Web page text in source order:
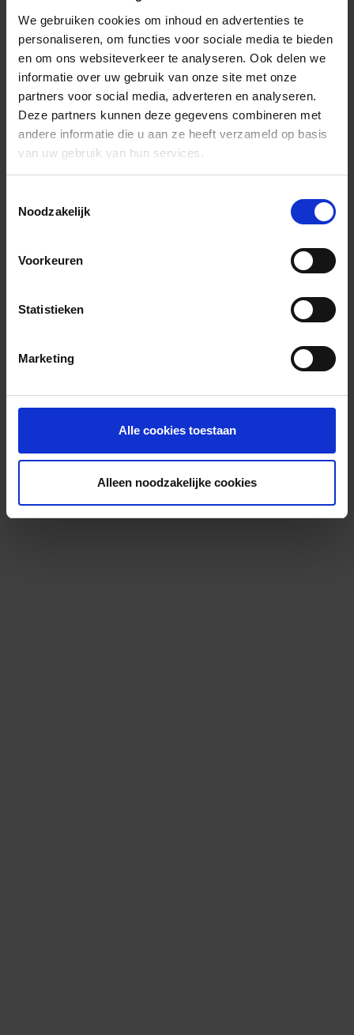
We gebruiken cookies om inhoud en advertenties te
personaliseren, om functies voor sociale media te bieden
en om ons websiteverkeer te analyseren. Ook delen we
informatie over uw gebruik van onze site met onze
partners voor social media, adverteren en analyseren.
Deze partners kunnen deze gegevens combineren met
andere informatie die u aan ze heeft verzameld op basis
van uw gebruik van hun services.
Noodzakelijk
Voorkeuren
Statistieken
Marketing
Alle cookies toestaan
Alleen noodzakelijke cookies